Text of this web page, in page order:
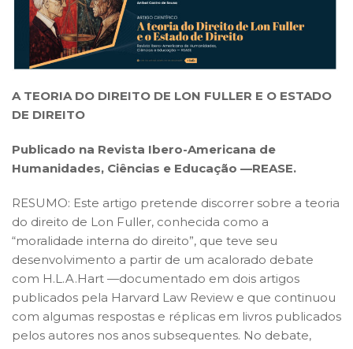
A TEORIA DO DIREITO DE LON FULLER E O ESTADO
DE DIREITO
Publicado na Revista Ibero-Americana de
Humanidades, Ciências e Educação —REASE.
RESUMO: Este artigo pretende discorrer sobre a teoria
do direito de Lon Fuller, conhecida como a
“moralidade interna do direito”, que teve seu
desenvolvimento a partir de um acalorado debate
com H.L.A.Hart —documentado em dois artigos
publicados pela Harvard Law Review e que continuou
com algumas respostas e réplicas em livros publicados
pelos autores nos anos subsequentes. No debate,